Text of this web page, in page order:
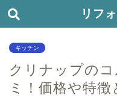
リフ
キッチン
クリナップの
ミ！価格や特